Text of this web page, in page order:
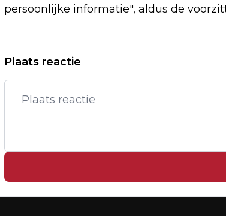
persoonlijke informatie", aldus de
Vorig artikel
MINDER IMMIGRANTEN DOOR
OEKRAÏENSE VLUCHTELINGEN
Plaats reactie